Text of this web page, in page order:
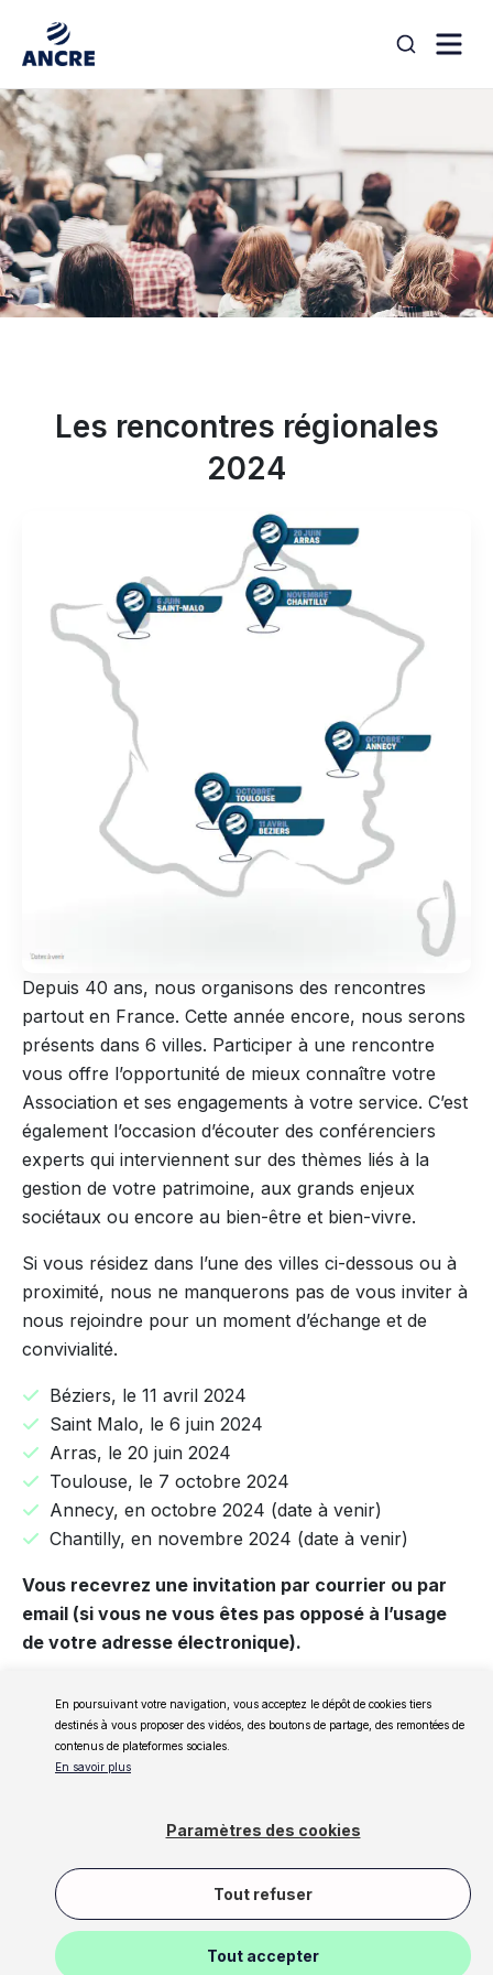
Les rencontres régionales
2024
Depuis 40 ans, nous organisons des rencontres
partout en France. Cette année encore, nous serons
présents dans 6 villes. Participer à une rencontre
vous offre l’opportunité de mieux connaître votre
Association et ses engagements à votre service. C’est
également l’occasion d’écouter des conférenciers
experts qui interviennent sur des thèmes liés à la
gestion de votre patrimoine, aux grands enjeux
sociétaux ou encore au bien-être et bien-vivre.
Si vous résidez dans l’une des villes ci-dessous ou à
proximité, nous ne manquerons pas de vous inviter à
nous rejoindre pour un moment d’échange et de
convivialité.
Béziers, le 11 avril 2024
Saint Malo, le 6 juin 2024
Arras, le 20 juin 2024
Toulouse, le 7 octobre 2024
Annecy, en octobre 2024 (date à venir)
Chantilly, en novembre 2024 (date à venir)
Vous recevrez une invitation par courrier ou par
email (si vous ne vous êtes pas opposé à l’usage
de votre adresse électronique).
Glossaire Contact
Mentions Légales
Politique de confidentialité
Gestion des cookies
Conditions Générales
Copyright 2026 Ancre
En poursuivant votre navigation, vous acceptez le dépôt de cookies tiers
destinés à vous proposer des vidéos, des boutons de partage, des remontées de
contenus de plateformes sociales.
En savoir plus
Paramètres des cookies
Tout refuser
Tout accepter